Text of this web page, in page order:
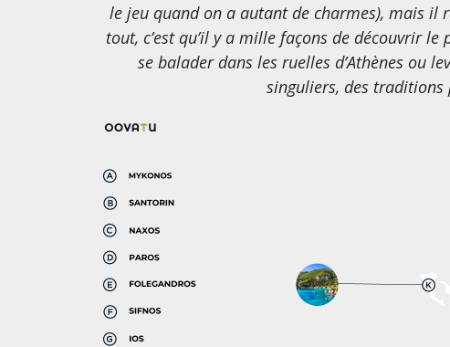
le jeu quand on a autant de charmes), mais il
tout, c’est qu’il y a mille façons de découvrir
se balader dans les ruelles d’Athènes ou
singuliers, des traditions